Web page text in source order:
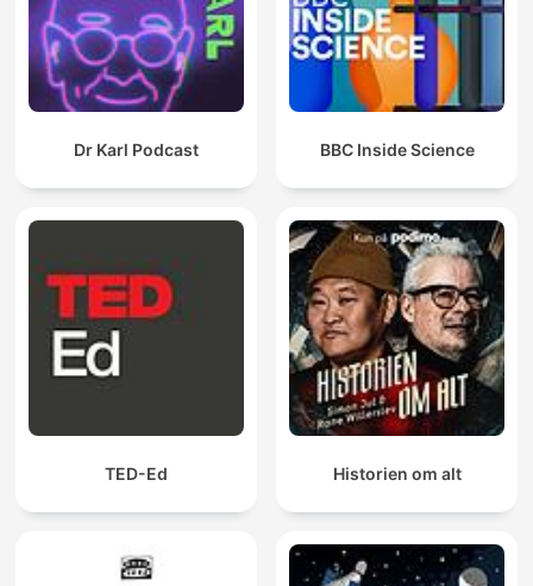
Dr Karl Podcast BBC Inside Science
TED-Ed Historien om alt